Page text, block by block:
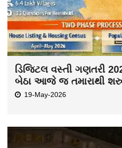
ડિજિટલ વસ્તી ગણતરી
બેઠા આજે જ તમારાથી
19-May-2026